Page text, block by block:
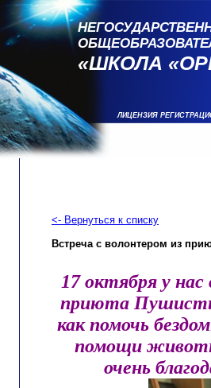
«ШКОЛА
ЛИЦЕНЗИЯ
<- Вернуться к списку
Встреча с волонтером из
17 октября у
приюта
как помочь
помощи
очень